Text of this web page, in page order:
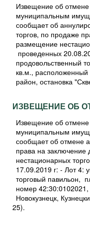
Извещение об
муниципальным
сообщает об
торгов, по продаже
размещение
проведенных
продовольственный
кв.м., расположенный
район, остановка
ИЗВЕЩЕНИЕ ОБ
Извещение об
муниципальным
сообщает об отмене
права на
нестационарных
17.09.2019 г: - Лот 4:
торговый павильон,
номер
Новокузнецк,
25).